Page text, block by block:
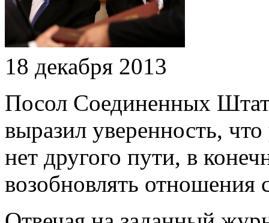
18 декабря 2013
Посол Соединенных
выразил уверенность,
нет другого пути, в
возобновлять